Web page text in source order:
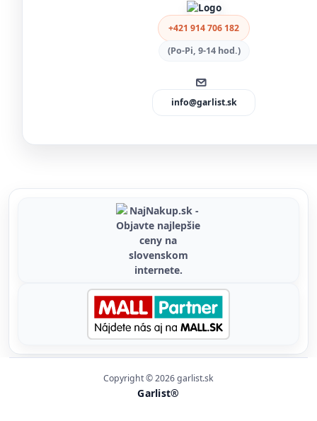
+421 914 706 182
(Po-Pi, 9-14 hod.)
info@garlist.sk
Copyright © 2026 garlist.sk